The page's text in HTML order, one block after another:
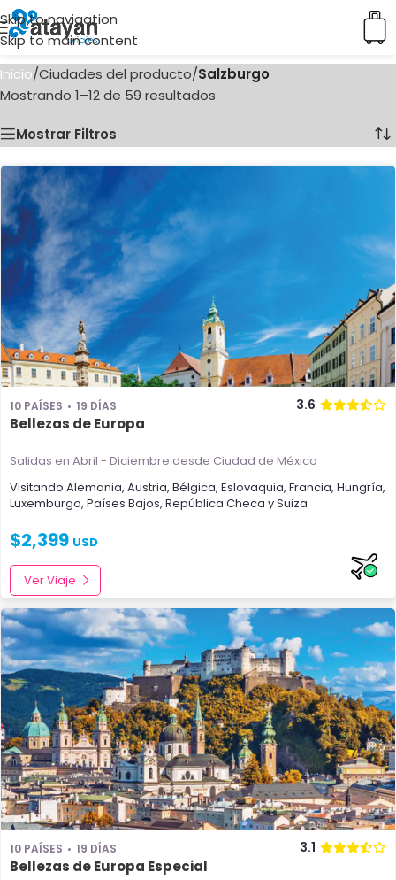
Skip to navigation
Skip to main content
Inicio/Ciudades del producto/Salzburgo
Mostrando 1–12 de 59 resultados
Mostrar Filtros
10 PAÍSES 19 DÍAS 3.6
Bellezas de Europa
Salidas en Abril - Diciembre desde Ciudad de México
Visitando Alemania, Austria, Bélgica, Eslovaquia, Francia, Hungría,
Luxemburgo, Países Bajos, República Checa ySuiza
$2,399 USD
Ver Viaje
10 PAÍSES 19 DÍAS 3.1
Bellezas de Europa Especial